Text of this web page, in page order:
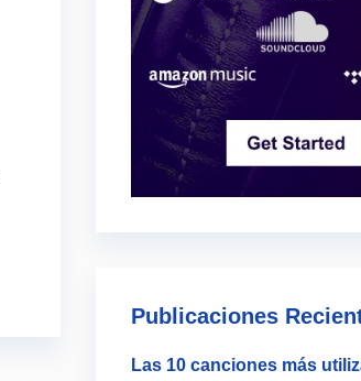
Publicaciones
Las 10 canciones más